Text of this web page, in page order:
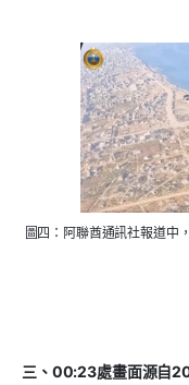
圖四：阿聯酋通訊社報道中
三、 00:23處畫面源自